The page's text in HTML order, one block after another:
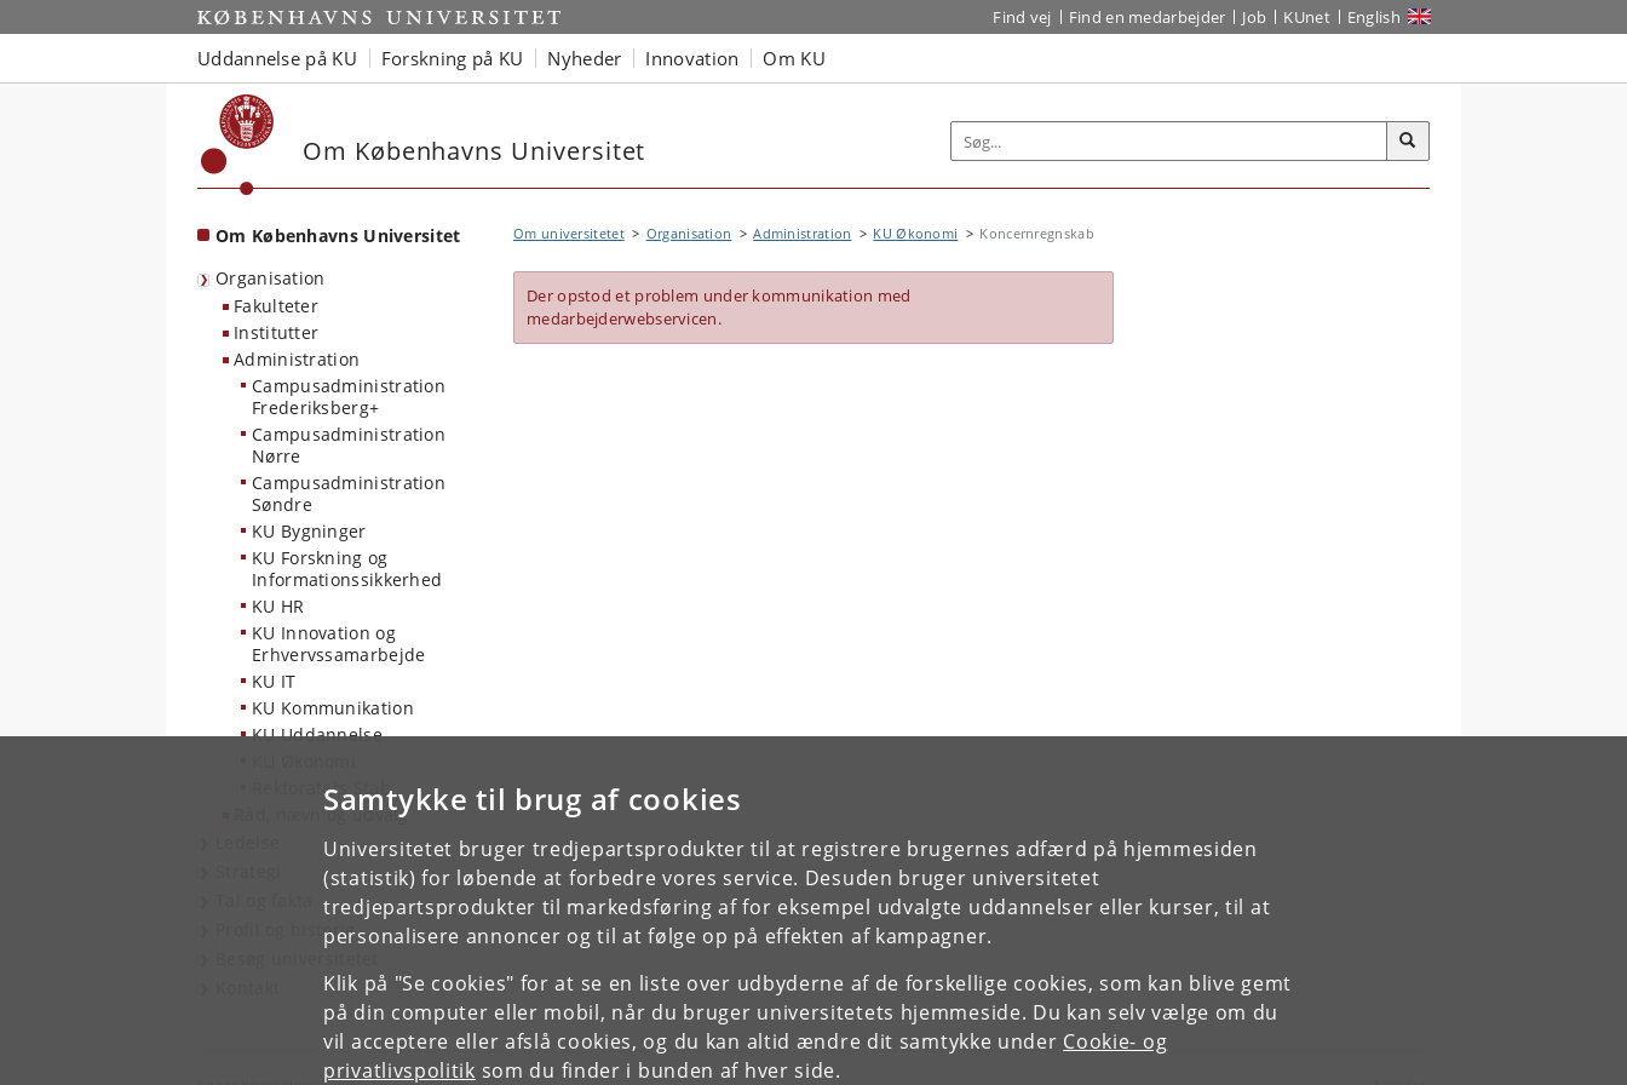
Samtykke til brug af cookies
Universitetet bruger tredjepartsprodukter til at registrere brugernes adfærd på hjemmesiden
(statistik) for løbende at forbedre vores service. Desuden bruger universitetet
tredjepartsprodukter til markedsføring af for eksempel udvalgte uddannelser eller kurser, til at
personalisere annoncer og til at følge op på effekten af kampagner.
Klik på "Se cookies" for at se en liste over udbyderne af de forskellige cookies, som kan blive gemt
på din computer eller mobil, når du bruger universitetets hjemmeside. Du kan selv vælge om du
vil acceptere eller afslå cookies, og du kan altid ændre dit samtykke under Cookie- og
privatlivspolitik som du finder i bunden af hver side.
Start Find vej Find en medarbejder Job KUnet English
Uddannelse på KU Forskning på KU Nyheder Innovation Om KU
Om Københavns Universitet
Om Københavns Universitet
Organisation
Fakulteter
Institutter
Administration
Campusadministration
Frederiksberg+
Campusadministration
Nørre
Campusadministration
Søndre
KU Bygninger
KU Forskning og
Informationssikkerhed
KU HR
KU Innovation og
Erhvervssamarbejde
KU IT
KU Kommunikation
KU Uddannelse
Rektoratets Stab
Råd, nævn og udvalg
Profil og historie
Om universitetet Organisation Administration KU Økonomi Koncernregnskab
Der opstod et problem under kommunikation med
medarbejderwebservicen.